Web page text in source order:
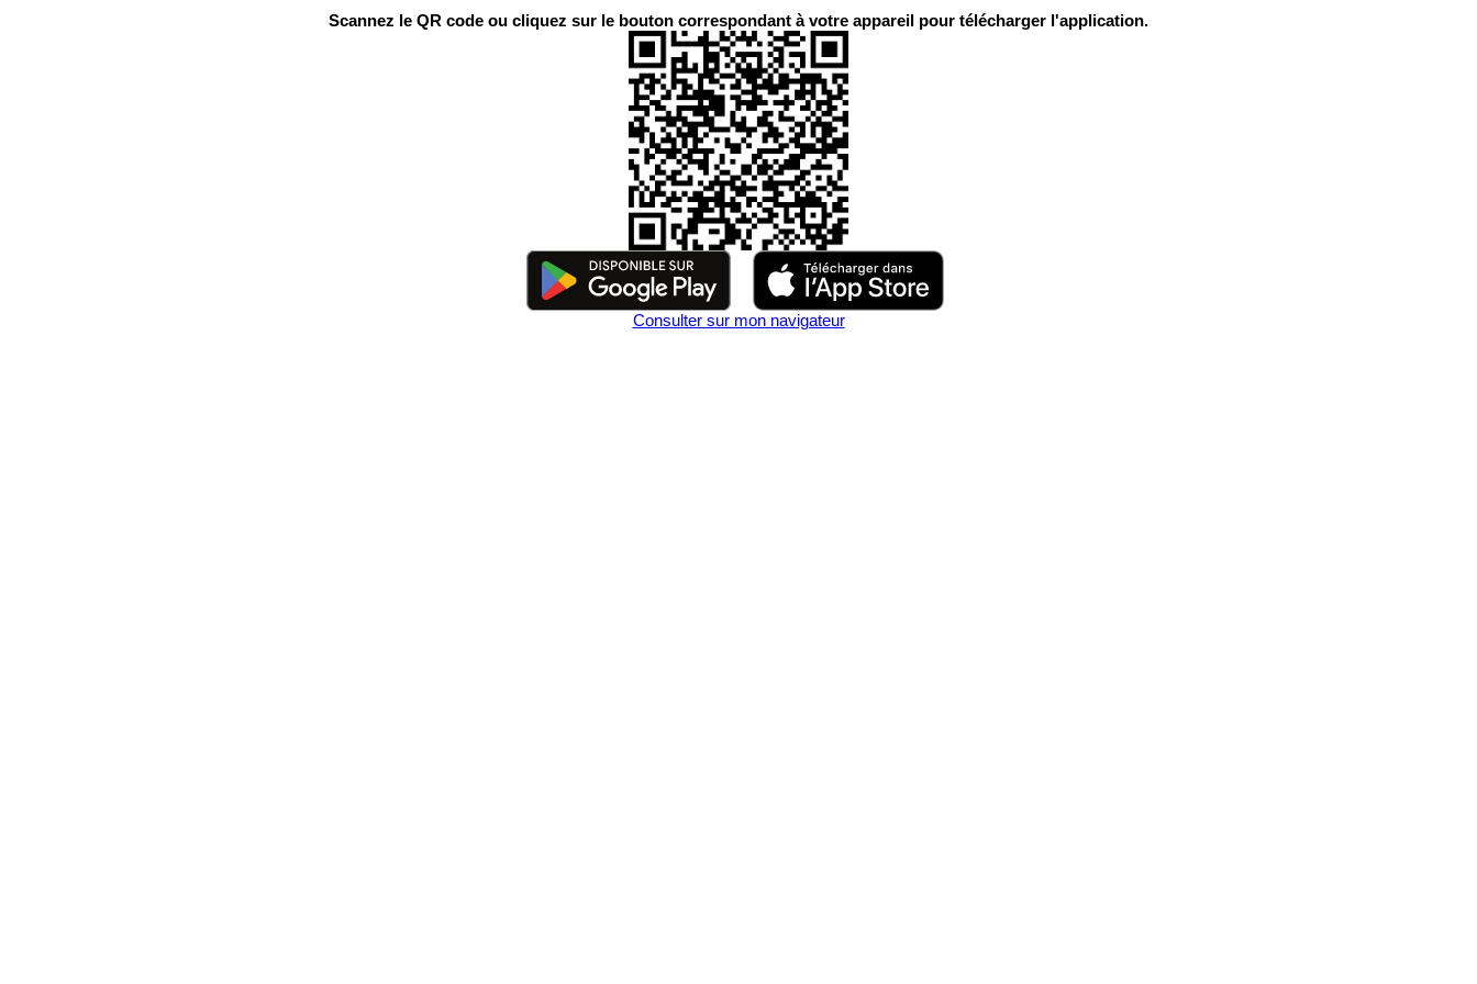
Scannez le QR code ou cliquez sur le bouton correspondant à votre appareil pour télécharger l'application.
Consulter sur mon navigateur